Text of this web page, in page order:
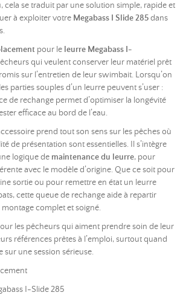
cela se traduit par une solution simple, rapide et
à exploiter votre Megabass I Slide 285dans
pour le leurre Megabass I-
qui veulent conserver leur matériel prêt
sur l’entretien de leur swimbait. Lorsqu’on
parties souples d’un leurre peuvent s’user :
de rechange permet d’optimiser la longévité
efficace au bord de l’eau.
prend tout son sens sur les pêches où
de présentation sont essentielles. Il s’intègre
logique de maintenance du leurre, pour
avec le modèle d’origine. Que ce soit pour
sortie ou pour remettre en état un leurre
cette queue de rechange aide à repartir
complet et soigné.
les pêcheurs qui aiment prendre soin de leur
références prêtes à l’emploi, surtout quand
une session sérieuse.
I-Slide 285